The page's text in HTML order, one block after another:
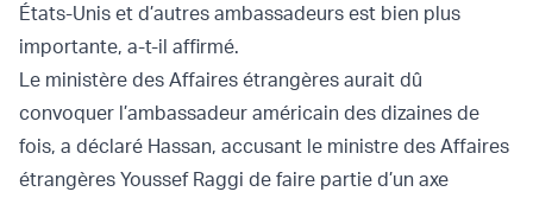
États-Unis et d’autres ambassadeurs est bien plus
importante, a-t-il affirmé.
Le ministère des Affaires étrangères aurait dû
convoquer l’ambassadeur américain des dizaines de
fois, a déclaré Hassan, accusant le ministre des Affaires
étrangères Youssef Raggi de faire partie d’un axe